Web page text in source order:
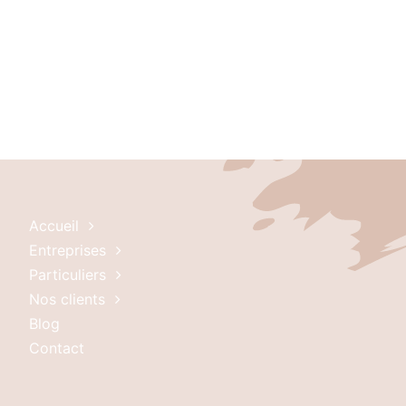
Accueil
Entreprises
Particuliers
Nos clients
Blog
Contact